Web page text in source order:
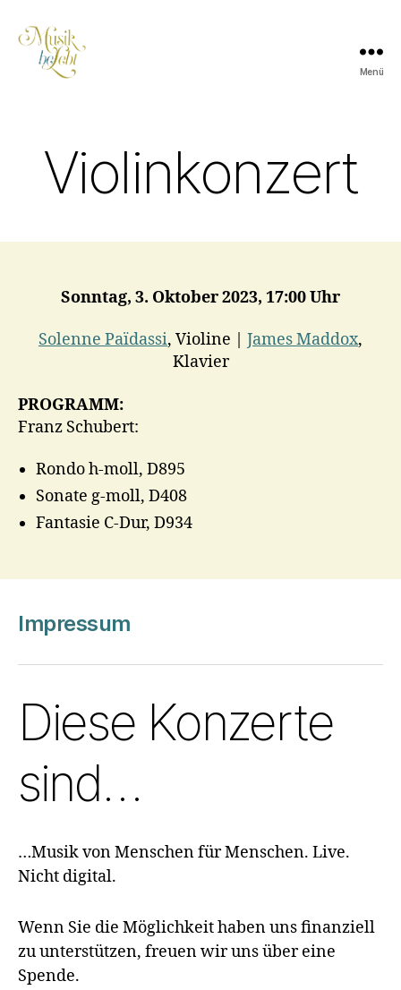
Menü
Violinkonzert
Sonntag, 3. Oktober 2023, 17:00 Uhr
Solenne Païdassi, Violine | James Maddox,
Klavier
PROGRAMM:
Franz Schubert:
Rondo h-moll, D895
Sonate g-moll, D408
Fantasie C-Dur, D934
Impressum
Diese Konzerte
sind…
…Musik von Menschen für Menschen. Live.
Nicht digital.
Wenn Sie die Möglichkeit haben uns finanziell
zu unterstützen, freuen wir uns über eine
Spende.